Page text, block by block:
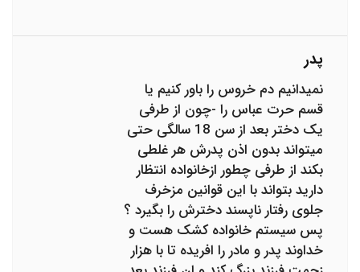
پدر
نمیدانیم دم خروس را باور کنیم یا
قسم حرت عباس را -چون از طرفی
یک دختر بعد از سن 18 سالگی حتی
میتواند بدون اذن پدرش هر غلطی
بکند از طرفی چطور ازخانواده انتظار
دارید بتواند با این قوانین مزخرف
جلوی رفتار ناپسند دخترش را بگیرد ؟
پس سیستم خانواده کشک هست و
خداوند پدر و مادر را افریده تا با هزار